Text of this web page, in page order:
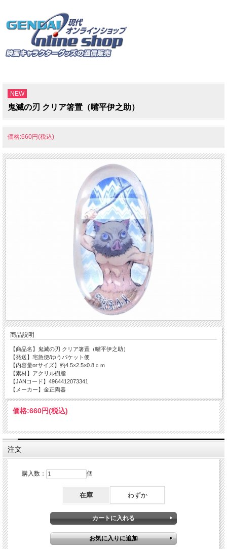
NEW
鬼滅の刃 クリア箸置（嘴平伊之助）
価格:660円(税込)
商品説明
【商品名】鬼滅の刃 クリア箸置（嘴平伊之助）
【発送】宅急便/ゆうパケット便
【内容量orサイズ】約4.5×2.5×0.8ｃｍ
【素材】アクリル樹脂
【JANコード】4964412073341
【メーカー】金正陶器
価格:660円(税込)
注文
購入数： 個
在庫 わずか